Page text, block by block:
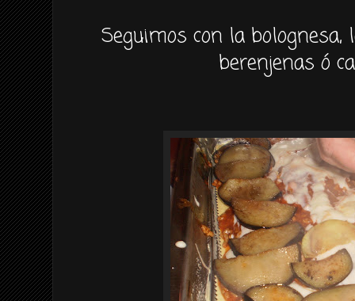
Seguimos con la bolognesa,
berenjenas ó